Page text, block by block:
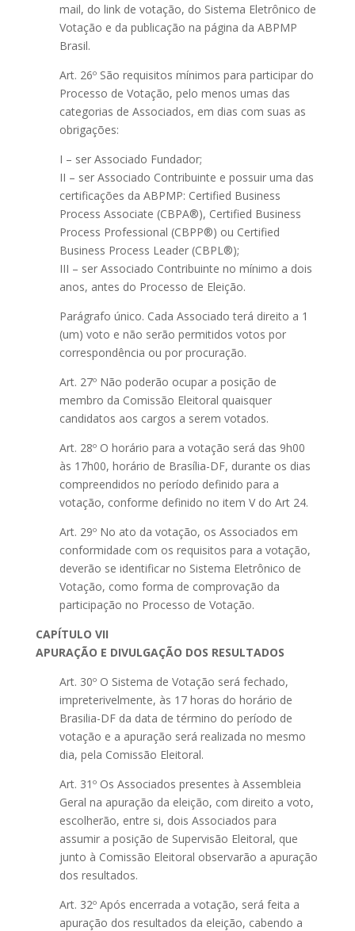
mail, do link de votação, do Sistema Eletrônico de
Votação e da publicação na página da ABPMP
Brasil.
Art. 26º São requisitos mínimos para participar do
Processo de Votação, pelo menos umas das
categorias de Associados, em dias com suas as
obrigações:
I – ser Associado Fundador;
II – ser Associado Contribuinte e possuir uma das
certificações da ABPMP: Certified Business
Process Associate (CBPA®), Certified Business
Process Professional (CBPP®) ou Certified
Business Process Leader (CBPL®);
III – ser Associado Contribuinte no mínimo a dois
anos, antes do Processo de Eleição.
Parágrafo único. Cada Associado terá direito a 1
(um) voto e não serão permitidos votos por
correspondência ou por procuração.
Art. 27º Não poderão ocupar a posição de
membro da Comissão Eleitoral quaisquer
candidatos aos cargos a serem votados.
Art. 28º O horário para a votação será das 9h00
às 17h00, horário de Brasília-DF, durante os dias
compreendidos no período definido para a
votação, conforme definido no item V do Art 24.
Art. 29º No ato da votação, os Associados em
conformidade com os requisitos para a votação,
deverão se identificar no Sistema Eletrônico de
Votação, como forma de comprovação da
participação no Processo de Votação.
CAPÍTULO VII
APURAÇÃO E DIVULGAÇÃO DOS RESULTADOS
Art. 30º O Sistema de Votação será fechado,
impreterivelmente, às 17 horas do horário de
Brasilia-DF da data de término do período de
votação e a apuração será realizada no mesmo
dia, pela Comissão Eleitoral.
Art. 31º Os Associados presentes à Assembleia
Geral na apuração da eleição, com direito a voto,
escolherão, entre si, dois Associados para
assumir a posição de Supervisão Eleitoral, que
junto à Comissão Eleitoral observarão a apuração
dos resultados.
Art. 32º Após encerrada a votação, será feita a
apuração dos resultados da eleição, cabendo a